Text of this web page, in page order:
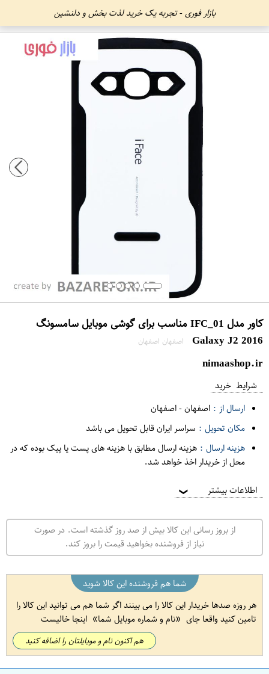
بازار فوری - تجربه یک خرید لذت بخش و دلنشین
کاور مدل IFC_01 مناسب برای گوشی موبایل سامسونگ
Galaxy J2 2016
اصفهان اصفهان
nimaashop.ir
شرایط خرید
ارسال از : اصفهان-اصفهان
مکان تحویل : سراسر ایران قابل تحویل می باشد
هزینه ارسال : هزینه ارسال مطابق با هزینه های پست یا پیک بوده که در
محل از خریدار اخذ خواهد شد.
اطلاعات بیشتر ❯
از بروز رسانی این کالا بیش از صد روز گذشته است. در صورت
نیاز از فروشنده بخواهید قیمت را بروز کند.
شما هم فروشنده این کالا شوید
هر روزه صدها خریدار این کالا را می بینند اگر شما هم می توانید این کالا را
تامین کنید واقعا جای
نام و شماره موبایل شما اینجا خالیست
هم اکنون نام و موبایلتان را اضافه کنید